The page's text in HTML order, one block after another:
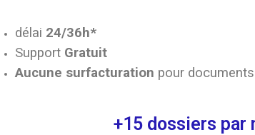
délai 24/36h*
Support Gratuit
Aucune surfacturation pour
+15 dossiers par